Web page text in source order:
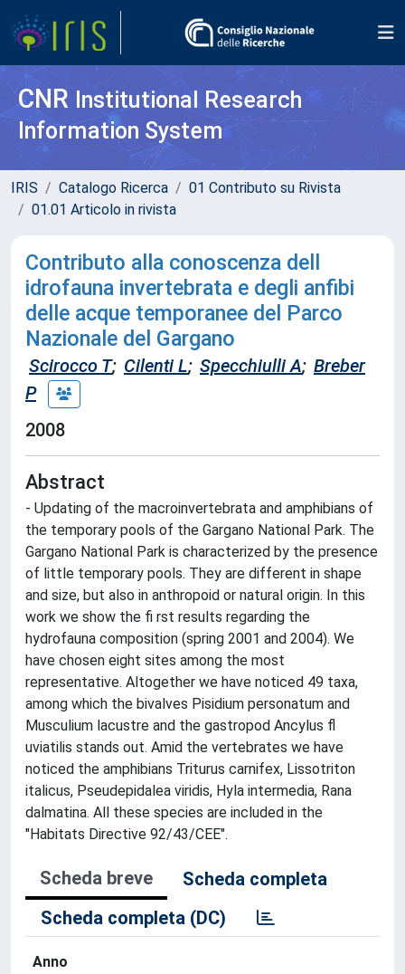
CNR Institutional Research
Information System
IRIS Catalogo Ricerca
01 Contributo su Rivista
01.01 Articolo in rivista
Contributo alla conoscenza dell
idrofauna invertebrata e degli anfibi
delle acque temporanee del Parco
Nazionale del Gargano
Scirocco T; Cilenti L; Specchiulli A; Breber
P
2008
Abstract
- Updating of the macroinvertebrata and amphibians of
the temporary pools of the Gargano National Park. The
Gargano National Park is characterized by the presence
of little temporary pools. They are different in shape
and size, but also in anthropoid or natural origin. In this
work we show the fi rst results regarding the
hydrofauna composition (spring 2001 and 2004). We
have chosen eight sites among the most
representative. Altogether we have noticed 49 taxa,
among which the bivalves Pisidium personatum and
Musculium lacustre and the gastropod Ancylus fl
uviatilis stands out. Amid the vertebrates we have
noticed the amphibians Triturus carnifex, Lissotriton
italicus, Pseudepidalea viridis, Hyla intermedia, Rana
dalmatina. All these species are included in the
"Habitats Directive 92/43/CEE".
Scheda breve
Scheda completa
Scheda completa (DC)
Anno